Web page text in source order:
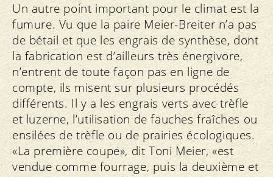
Un autre point important pour le climat est la
fumure. Vu que la paire Meier-Breiter n’a pas
de bétail et que les engrais de synthèse, dont
la fabrication est d’ailleurs très énergivore,
n’entrent de toute façon pas en ligne de
compte, ils misent sur plusieurs procédés
différents. Il y a les engrais verts avec trèfle
et luzerne, l’utilisation de fauches fraîches ou
ensilées de trèfle ou de prairies écologiques.
«La première coupe», dit Toni Meier, «est
vendue comme fourrage, puis la deuxième et